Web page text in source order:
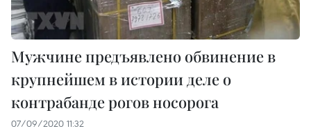
Мужчине предъявлено обвинение в
крупнейшем в истории деле о
контрабанде рогов носорога
07/09/2020 11:32